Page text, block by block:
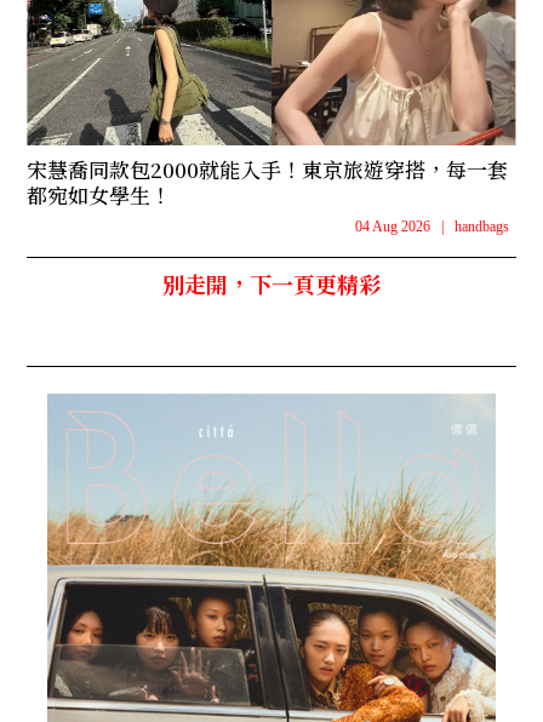
宋慧喬同款包2000就能入手！東京旅遊穿搭，每一套
都宛如女學生！
04 Aug 2026 handbags
別走開，下一頁更精彩